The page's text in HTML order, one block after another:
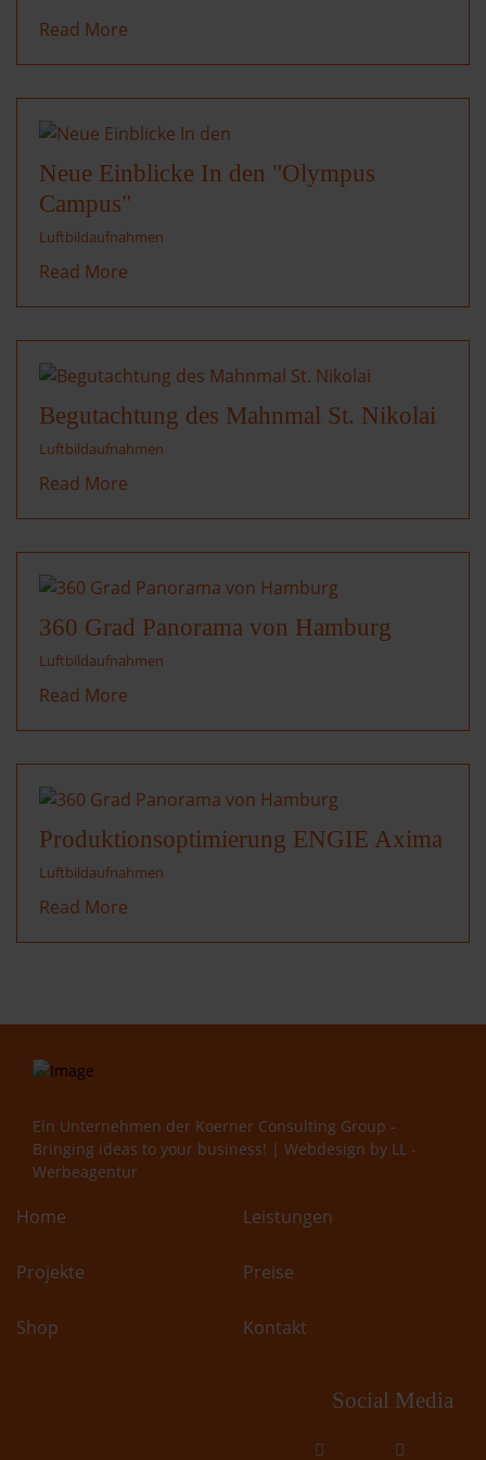
Read More
Neue Einblicke In den "Olympus
Campus"
Luftbildaufnahmen
Read More
Begutachtung des Mahnmal St. Nikolai
Luftbildaufnahmen
Read More
360 Grad Panorama von Hamburg
Luftbildaufnahmen
Read More
Produktionsoptimierung ENGIE Axima
Luftbildaufnahmen
Read More
Ein Unternehmen der Koerner Consulting Group -
Bringing ideas to your business! | Webdesign by LL -
Werbeagentur
Home Leistungen
Projekte Preise
Shop Kontakt
Social Media
fab